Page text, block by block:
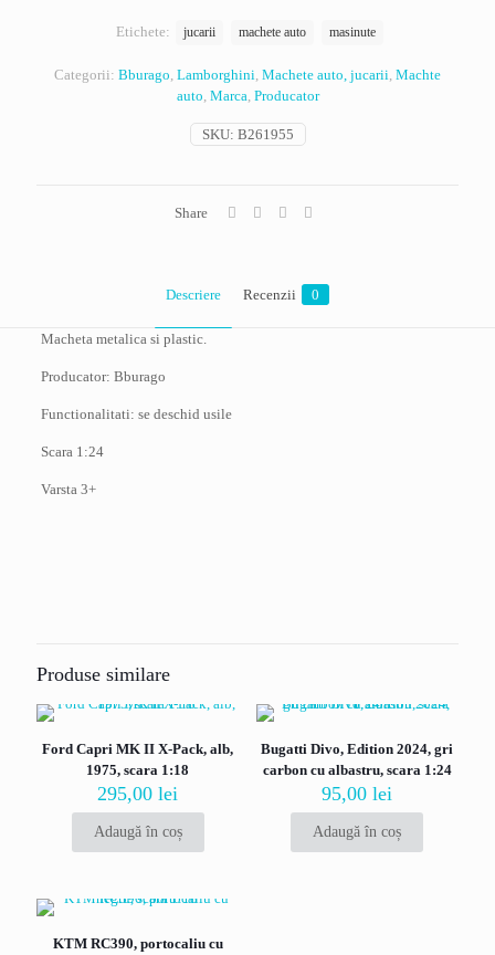
SKU: B261955
Categorii: Bburago, Lamborghini, Machete auto, jucarii, Machte
auto, Marca, Producator
Etichete: jucarii machete auto masinute
Share
Descriere Recenzii 0
Macheta metalica si plastic.
Producator: Bburago
Functionalitati: se deschid usile
Scara 1:24
Varsta 3+
cu negru, No.63, Squadra Corse, scara 1:24”
marcate cu*
Evaluarea ta*
Produse similare
Ford Capri MK II X-Pack, alb,
1975, scara 1:18
295,00lei
Adaugă în coș
Bugatti Divo, Edition 2024, gri
carbon cu albastru, scara 1:24
95,00lei
Adaugă în coș
KTM RC390, portocaliu cu